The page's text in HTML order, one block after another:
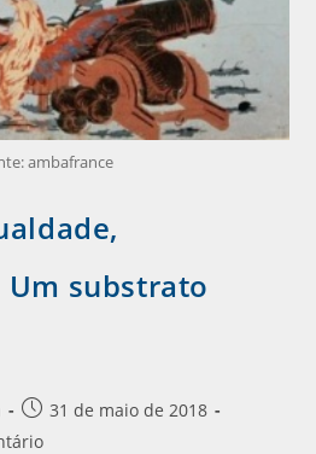
ambafrance
substrato
31 de maio de 2018